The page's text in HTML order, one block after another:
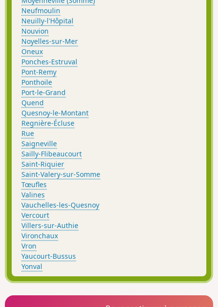
Neufmoulin
Neuilly-l'Hôpital
Nouvion
Noyelles-sur-Mer
Oneux
Ponches-Estruval
Pont-Remy
Ponthoile
Port-le-Grand
Quend
Quesnoy-le-Montant
Regnière-Écluse
Rue
Saigneville
Sailly-Flibeaucourt
Saint-Riquier
Saint-Valery-sur-Somme
Tœufles
Valines
Vauchelles-les-Quesnoy
Vercourt
Villers-sur-Authie
Vironchaux
Vron
Yaucourt-Bussus
Yonval